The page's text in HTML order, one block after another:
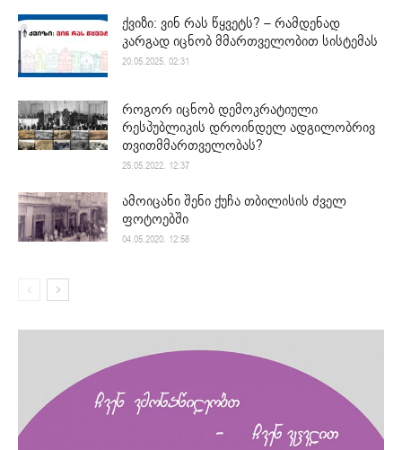
ქვიზი: ვინ რას წყვეტს? – რამდენად
კარგად იცნობ მმართველობით სისტემას
20.05.2025. 02:31
როგორ იცნობ დემოკრატიული
რესპუბლიკის დროინდელ ადგილობრივ
თვითმმართველობას?
25.05.2022. 12:37
ამოიცანი შენი ქუჩა თბილისის ძველ
ფოტოებში
04.05.2020. 12:58